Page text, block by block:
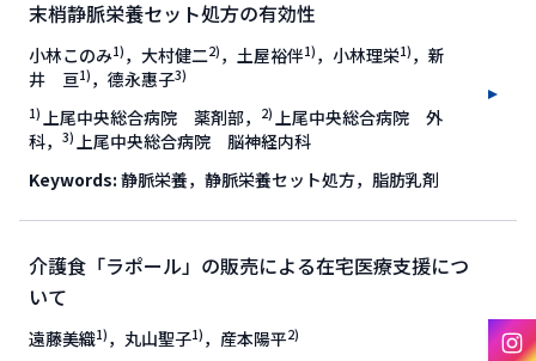
末梢静脈栄養セット処方の有効性
小林このみ1) ，大村健二2) ，土屋裕伴1) ，小林理栄1) ，新
井 亘1) ，德永惠子3)
1) 上尾中央総合病院 薬剤部， 2) 上尾中央総合病院 外
科， 3) 上尾中央総合病院 脳神経内科
Keywords: 静脈栄養，静脈栄養セット処方，脂肪乳剤
介護食「ラポール」の販売による在宅医療支援につ
いて
遠藤美織1) ，丸山聖子1) ，産本陽平2)